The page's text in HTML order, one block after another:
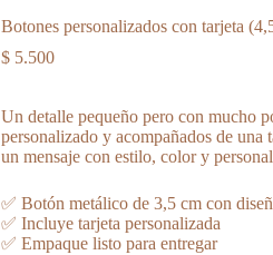
Botones personalizados con tarjeta
$5.500
Un detalle pequeño pero con mucho
personalizado y acompañados de una
un mensaje con estilo, color y
✅ Botón metálico de 3,5 cm con
✅ Incluye tarjeta personalizada
✅ Empaque listo para entregar